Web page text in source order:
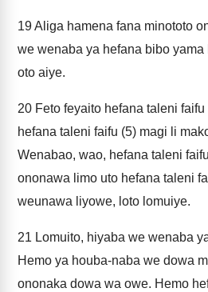
19Aliga hamena fana minototo
we wenaba ya hefana bibo
oto aiye.
20 Feto feyaito hefana taleni
hefana taleni faifu (5) magi li
Wenabao, wao, hefana taleni
ononawa limo uto hefana taleni
weunawa liyowe, loto lomuiye.
21 Lomuito, hiyaba we wenaba
Hemo ya houba-naba we dowa
ononaka dowa wa owe. Hemo